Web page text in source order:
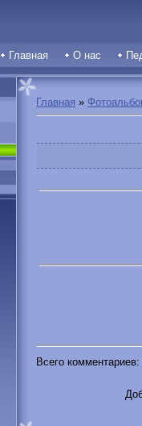
Главная О нас
Главная »
Всего комментариев: